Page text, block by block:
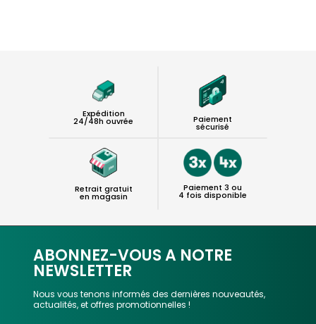
Expédition
24/48h ouvrée Paiement
sécurisé
Retrait gratuit
en magasin
Paiement 3 ou
4 fois disponible
ABONNEZ-VOUS A NOTRE
NEWSLETTER
Nous vous tenons informés des dernières nouveautés,
actualités, et offres promotionnelles !